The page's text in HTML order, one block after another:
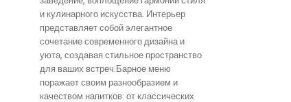
и кулинарного искусства. Интерьер
представляет собой элегантное
сочетание современного дизайна и
уюта, создавая стильное пространство
для ваших встреч.Барное меню
поражает своим разнообразием и
качеством напитков: от классических